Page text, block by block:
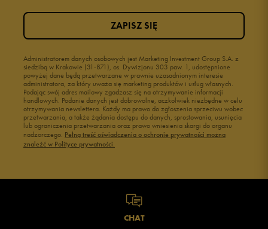
Administratorem danych osobowych jest Marketing Investment Group S.A. z
siedzibą w Krakowie (31-871), os. Dywizjonu 303 paw. 1, udostępnione
powyżej dane będą przetwarzane w prawnie uzasadnionym interesie
administratora, za który uważa się marketing produktów i usług własnych.
Podając swój adres mailowy zgadzasz się na otrzymywanie informacji
handlowych. Podanie danych jest dobrowolne, aczkolwiek niezbędne w celu
otrzymywania newslettera. Każdy ma prawo do zgłoszenia sprzeciwu wobec
przetwarzania, a także żądania dostępu do danych, sprostowania, usunięcia
lub ograniczenia przetwarzania oraz prawo wniesienia skargi do organu
nadzorczego. Pełną treść oświadczenia o ochronie prywatności można
znaleźć w Polityce prywatności.
ZAPISZ SIĘ
CHAT